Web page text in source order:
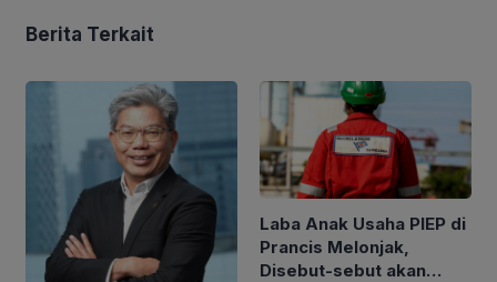
Berita Terkait
Laba Anak Usaha PIEP di
Prancis Melonjak,
Disebut-sebut akan